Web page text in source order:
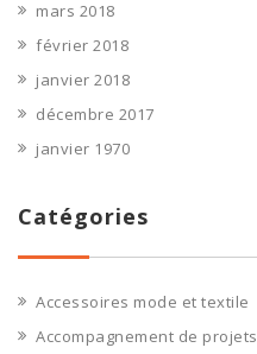
mars 2018
février 2018
janvier 2018
décembre 2017
janvier 1970
Catégories
Accessoires mode et textile
Accompagnement de projets